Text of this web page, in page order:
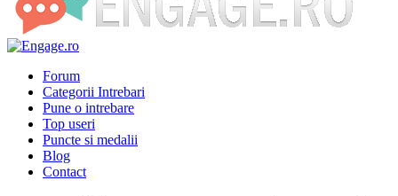
Forum
Categorii Intrebari
Pune o intrebare
Top useri
Puncte si medalii
Blog
Contact